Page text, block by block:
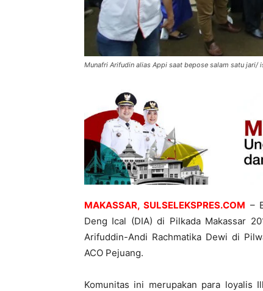
Munafri Arifudin alias Appi saat bepose salam satu jari/
MAKASSAR, SULSELEKSPRES.COM –
Deng Ical (DIA) di Pilkada Makassar
Arifuddin-Andi Rachmatika Dewi di
ACO Pejuang.
Komunitas ini merupakan para loyalis